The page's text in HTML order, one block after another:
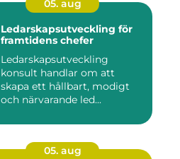
05. aug
Ledarskapsutveckling för
framtidens chefer
Ledarskapsutveckling
konsult handlar om att
skapa ett hållbart, modigt
och närvarande led...
05. aug